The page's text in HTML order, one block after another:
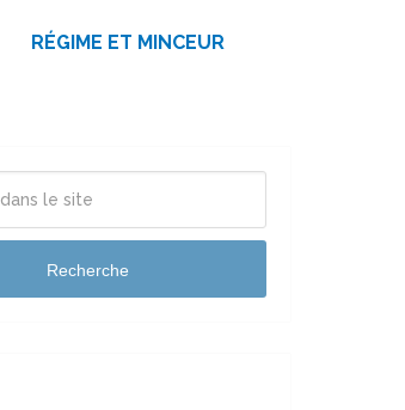
RÉGIME ET MINCEUR
Recherche